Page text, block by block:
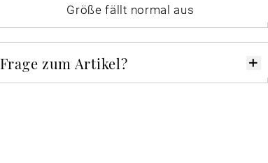
Größe fällt normal aus
Frage zum Artikel?